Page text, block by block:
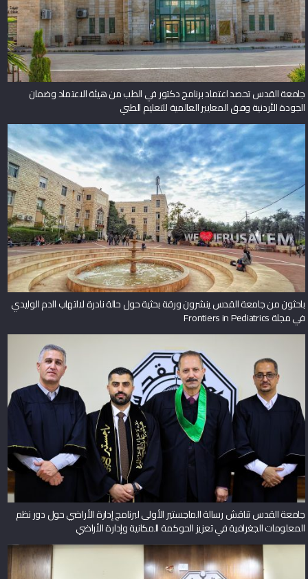
جامعة القدس تحصد اعتماد برنامج دكتور في الطب من هيئة الاعتماد وضمان
الجودة الأردنية وفق المعايير العالمية للتعليم الطبي
باحثون من جامعة القدس ينشرون ورقة بحثية حول حالة نادرة لالتهاب الدم الوليدي
في مجلة Frontiers in Pediatrics
جامعة القدس تناقش رسالة الماجستير الأولى لبرنامج إدارة الأراضي حول دور نظم
المعلومات الجغرافية في تعزيز الحوكمة المكانية وإدارة الأراضي